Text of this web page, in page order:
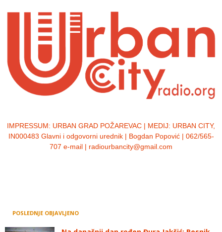
IMPRESSUM: URBAN GRAD POŽAREVAC | MEDIJ: URBAN CITY,
IN000483 Glavni i odgovorni urednik | Bogdan Popović | 062/565-
707 e-mail | radiourbancity@gmail.com
POSLEDNJE OBJAVLJENO